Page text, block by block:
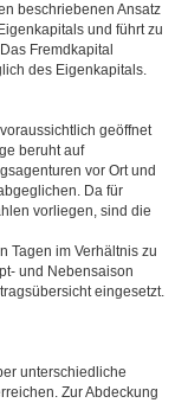
beschriebenen Ansatz
und führt zu
Fremdkapital
des Eigenkapitals.
geöffnet
beruht auf
vor Ort und
Da für
vorliegen, sind die
Tagen im Verhältnis zu
und Nebensaison
eingesetzt.
unterschiedliche
Zur Abdeckung